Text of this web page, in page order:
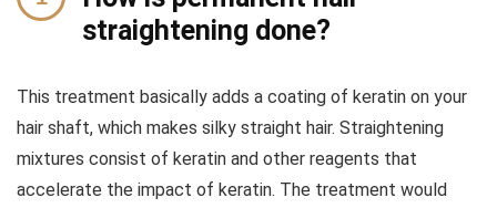
straightening done?
This treatment basically adds a coating of keratin on your
hair shaft, which makes silky straight hair. Straightening
mixtures consist of keratin and other reagents that
accelerate the impact of keratin. The treatment would